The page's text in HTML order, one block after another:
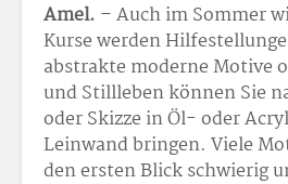
Amel. – Auch im Sommer
Kurse werden
abstrakte moderne Motive
und Stillleben können Sie
oder Skizze in Öl- oder
Leinwand bringen. Viele
den ersten Blick schwierig